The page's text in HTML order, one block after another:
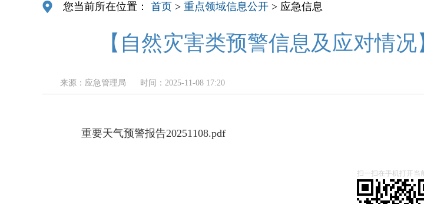
您当前所在位置： 首页 > 重点领域信息公开 > 应急信息
【自然灾害类预警信息及应对情
来源：应急管理局 时间：2025-11-08 17:20
重要天气预警报告20251108.pdf
扫一扫在手机打开当